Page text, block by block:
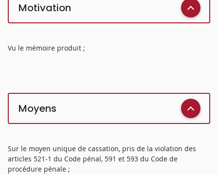
Motivation
Vu le mémoire produit ;
Moyens
Sur le moyen unique de cassation, pris de la violation des
articles 521-1 du Code pénal, 591 et 593 du Code de
procédure pénale ;